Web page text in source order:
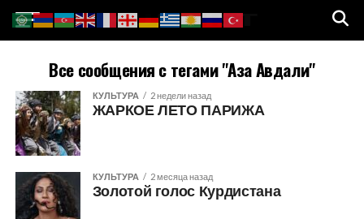
Все сообщения с тегами "Аза Авдали"
КУЛЬТУРА 2 недели назад
ЖАРКОЕ ЛЕТО ПАРИЖА
КУЛЬТУРА 2 месяца назад
Золотой голос Курдистана